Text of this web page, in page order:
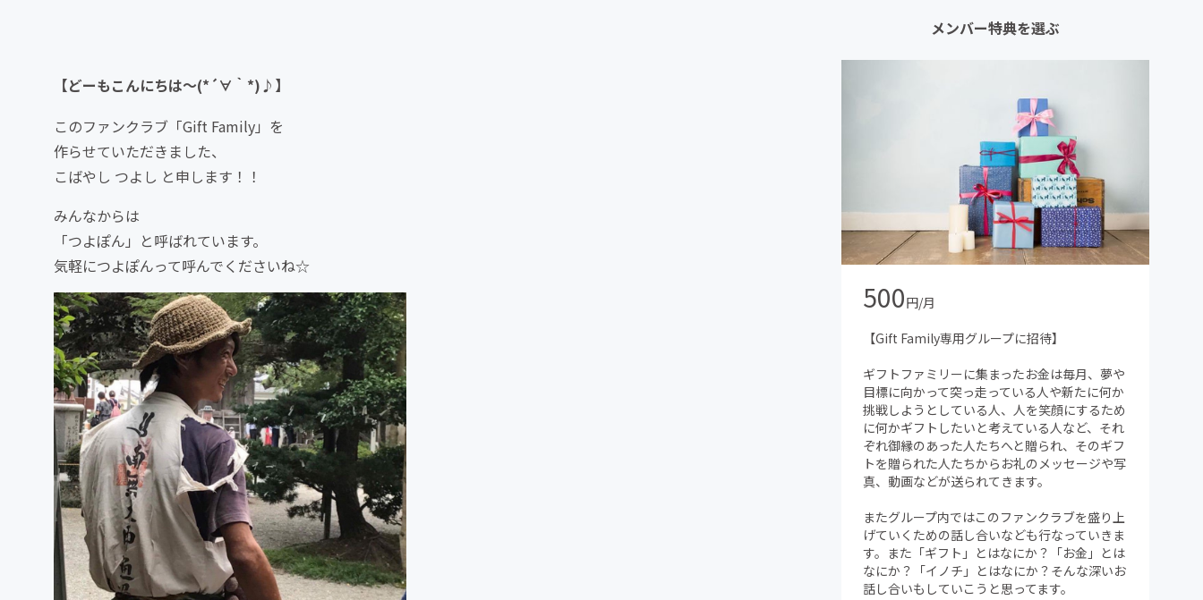
【どーもこんにちは〜(*´∀｀*)♪】
このファンクラブ「Gift Family」を
作らせていただきました、
こばやし つよし と申します！！
みんなからは
「つよぽん」と呼ばれています。
気軽につよぽんって呼んでくださいね☆
メンバー特典を選ぶ
500円/月
【Gift Family専用グループに招待】
ギフトファミリーに集まったお金は毎月、夢や
目標に向かって突っ走っている人や新たに何か
挑戦しようとしている人、人を笑顔にするため
に何かギフトしたいと考えている人など、それ
ぞれ御縁のあった人たちへと贈られ、そのギフ
トを贈られた人たちからお礼のメッセージや写
真、動画などが送られてきます。
またグループ内ではこのファンクラブを盛り上
げていくための話し合いなども行なっていきま
す。また「ギフト」とはなにか？「お金」とは
なにか？「イノチ」とはなにか？そんな深いお
話し合いもしていこうと思ってます。